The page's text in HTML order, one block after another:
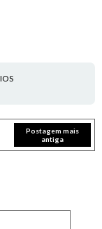
Postagem mais
antiga